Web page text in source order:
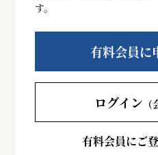
す。
有料会員
ログイン
有料会員にご